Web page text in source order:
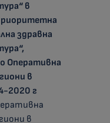
в
здравна
Оперативна
в
2020 г
в